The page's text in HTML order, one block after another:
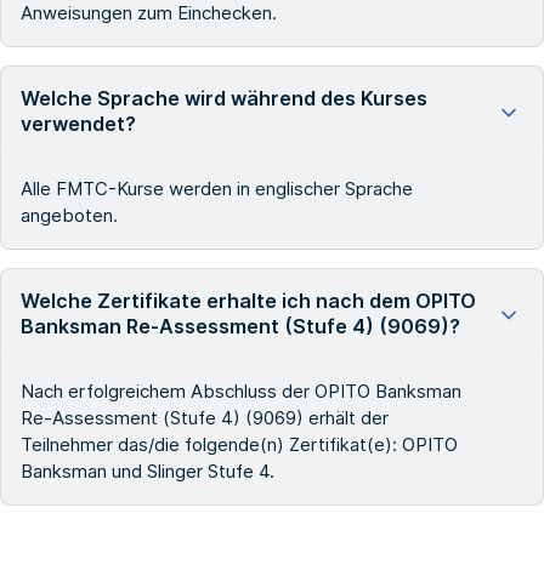
Anweisungen zum Einchecken.
Welche Sprache wird während des Kurses
verwendet?
Alle FMTC-Kurse werden in englischer Sprache
angeboten.
Welche Zertifikate erhalte ich nach dem OPITO
Banksman Re-Assessment (Stufe 4) (9069)?
Nach erfolgreichem Abschluss der OPITO Banksman
Re-Assessment (Stufe 4) (9069) erhält der
Teilnehmer das/die folgende(n) Zertifikat(e): OPITO
Banksman und Slinger Stufe 4.